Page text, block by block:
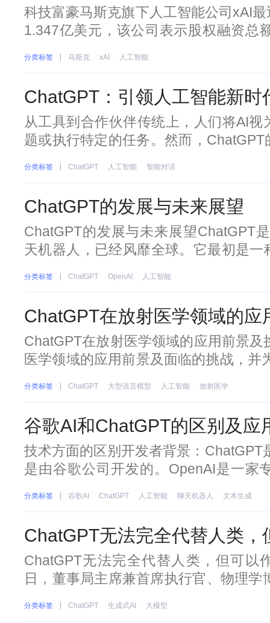
股权融资
科技富豪马斯克旗下人工智能公司xAI
1.347亿美元，该公司表示股权融资总
的人工智能公司的最新动态。OpenAI
分类标签 马斯克 xAI 人工智能
ChatGPT：引领人工智能新时
从工具到合作伙伴传统上，人们将AI
题或执行特定的任务。然而，
解人类的语言，并产生更加智能、富
改变了我们与技术互动的方式，使得人
分类标签 ChatGPT 人工智能 智能对话
ChatGPT的发展与未来展望
ChatGPT的发展与未来展望ChatGPT
天机器人，已经风靡全球。它最初是
的庞然大物。这种增长推动OpenAI成
管首席执行官兼联合创始人S
分类标签 ChatGPT OpenAI 人工智能
ChatGPT在放射医学领域的应
ChatGPT在放射医学领域的应用前景
医学领域的应用前景及面临的挑战，并
能，放射医学摘要ChatGPT作为当下
言模型,在带给人们沉浸式
分类标签 ChatGPT 大型语言模型 人工智能 放射医学
谷歌AI和ChatGPT的区别及应
技术方面的区别开发者背景：ChatGPT
是由谷歌公司开发的。OpenAI是一家
人工智能领域的研究，而谷歌AI则更
产品中。模型大小：Chat
分类标签 谷歌AI ChatGPT 人工智能 聊天机器人 文本生成
ChatGPT无法完全代替人类
ChatGPT无法完全代替人类，但可以
日，董事局主席兼首席执行官、物理
类，因为人脑的思考过程和AI算法的思
分类标签 ChatGPT 生成式AI 大模型